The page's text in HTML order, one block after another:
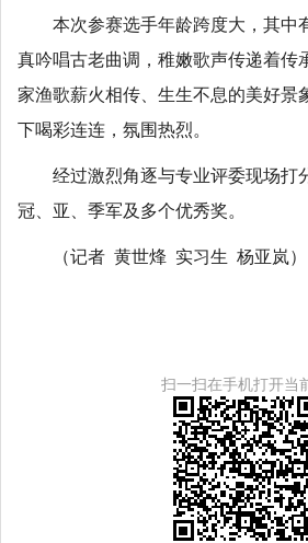
本次参赛选手年龄跨度大，其中
真吟唱古老曲调，稚嫩歌声传递着传
家渔歌薪火相传、生生不息的美好景
下喝彩连连，氛围热烈。
经过激烈角逐与专业评委现场打
冠、亚、季军及多个优秀奖。
（记者 黄世烽 实习生 杨亚岚）
扫一扫在手机打开当